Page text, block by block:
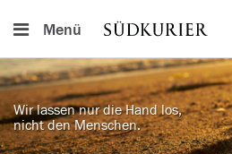
Menü
Wir lassen nur die Hand los,
nicht den Menschen.